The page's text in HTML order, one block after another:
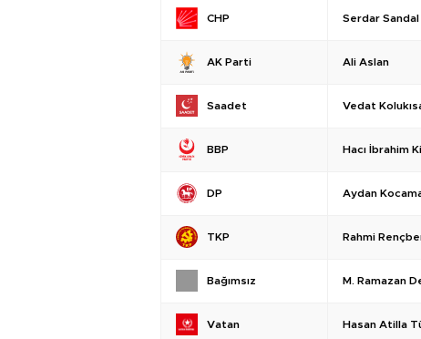
CHP Serdar Sandal
AK Parti Ali Aslan
Saadet Vedat
BBP Hacı İbrahim
DP Aydan
TKP Rahmi
Bağımsız M. Ramazan
Vatan Hasan Atilla